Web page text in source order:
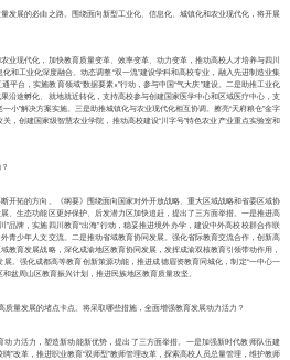
发展的必由之路。围绕面向新型工业化、信息化、城镇化和农业现代化，将开展
业现代化，加快教育质量变革、效率变革、动力变革，推动高校人才培养与四川
和工业化深度融合。动态调整“双一流”建设学科和高校专业，融入先进制造业集
平台，实施教育领域“数据要素×”行动，参与中国“气大庆”建设。二是助推工业化
沿途孵化、就地就近转化，支持高校参与创建国家医学中心和区域医疗中心，支
小”解决方案实施。三是助推城镇化与农业现代化相互协调。擦亮“天府粮仓”金字
，创建国家级智慧农业学院，推动高校建设“川字号”特色农业产业重点实验室和
开拓的方向。《纲要》围绕面向国家对外开放战略、重大区域战略和省委区域协
、生态功能区更好保护、后发潜力区加快追赶，提出了三方面举措。一是推进高
品牌，实施四川教育“出海”行动，稳妥推进境外办学，建设中外高校校群合作联
青少年人文交流。二是推动省域教育协同发展。强化省际教育交流合作，创新高
教育发展战略，深化成渝地区教育协同发展，发挥成渝双核教育引领带动作用，
。强化成都高等教育创新策源功能，推进成德眉资教育同城化，制定“一中心一
盆周山区教育振兴计划，推进民族地区教育质量攻坚。
质量发展的堵点卡点。将采取哪些措施，全面增强教育发展动力活力？
力活力，塑造新动能新优势，提出了三方面举措。一是加强新时代教师队伍建
”改革，推进职业教育“双师型”教师管理改革，探索高校人员总量管理，维护教师